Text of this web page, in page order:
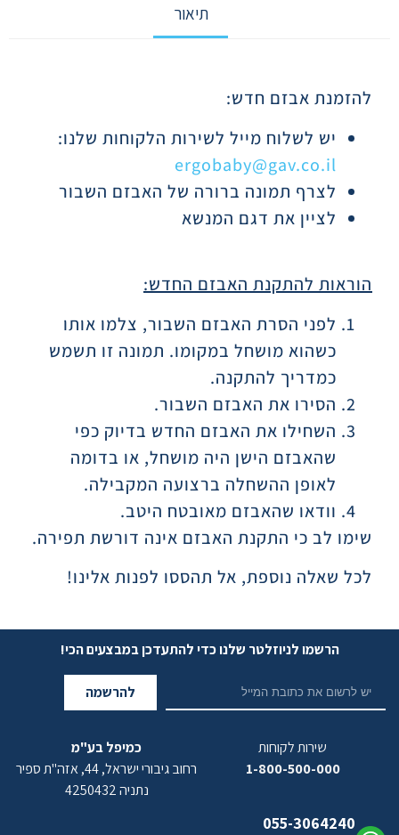
תיאור
להזמנת אבזם חדש:
יש לשלוח מייל לשירות הלקוחות שלנו:
ergobaby@gav.co.il
לצרף תמונה ברורה של האבזם השבור
לציין את דגם המנשא
הוראות להתקנת האבזם החדש:
לפני הסרת האבזם השבור, צלמו אותו
כשהוא מושחל במקומו. תמונה זו תשמש
כמדריך להתקנה.
הסירו את האבזם השבור.
השחילו את האבזם החדש בדיוק כפי
שהאבזם הישן היה מושחל, או בדומה
לאופן ההשחלה ברצועה המקבילה.
וודאו שהאבזם מאובטח היטב.
שימו לב כי התקנת האבזם אינה דורשת תפירה.
לכל שאלה נוספת, אל תהססו לפנות אלינו!
הרשמו לניוזלטר שלנו כדי להתעדכן במבצעים הכי!
להרשמה
שירות לקוחות
1-800-500-000
055-3064240
כמיפל בע"מ
רחוב גיבורי ישראל, 44, אזה"ת ספיר
נתניה 4250432